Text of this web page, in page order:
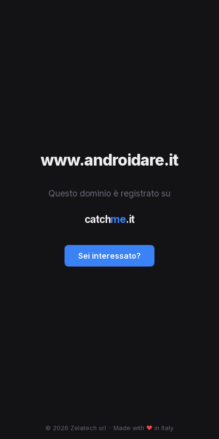
www.androidare.it
Questo dominio è registrato su
catchme.it
Sei interessato?
© 2026 Zelatech srl · Made with ♥ in Italy